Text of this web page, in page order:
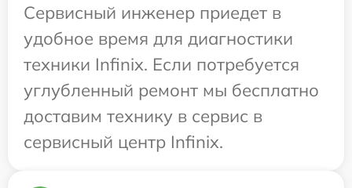
Сервисный инженер приедет в
удобное время для диагностики
техники Infinix. Если потребуется
углубленный ремонт мы бесплатно
доставим технику в сервис в
сервисный центр Infinix.